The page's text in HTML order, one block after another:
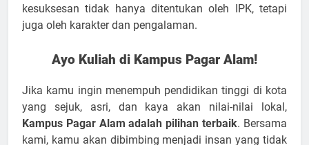
kesuksesan tidak hanya ditentukan oleh IPK, tetapi
juga oleh karakter dan pengalaman.
Ayo Kuliah di Kampus Pagar Alam!
Jika kamu ingin menempuh pendidikan tinggi di kota
yang sejuk, asri, dan kaya akan nilai-nilai lokal,
Kampus Pagar Alam adalah pilihan terbaik. Bersama
kami, kamu akan dibimbing menjadi insan yang tidak